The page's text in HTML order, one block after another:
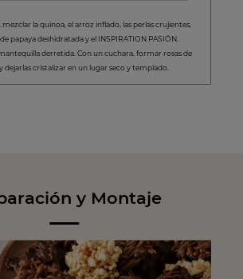
mezclar la quinoa, el arroz inflado, las perlas crujientes,
papaya deshidratada y el INSPIRATION PASIÓN.
derretida. Con un cuchara, formar rosas de
y dejarlas cristalizar en un lugar seco y templado.
y Montaje